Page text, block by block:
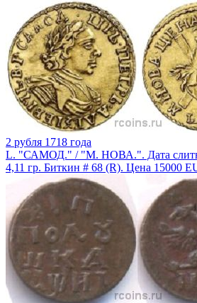
2 рубля 1718 года
L. "САМОД." / "М. НОВА.". Дата
4,11 гр. Биткин # 68 (R). Цена 15000